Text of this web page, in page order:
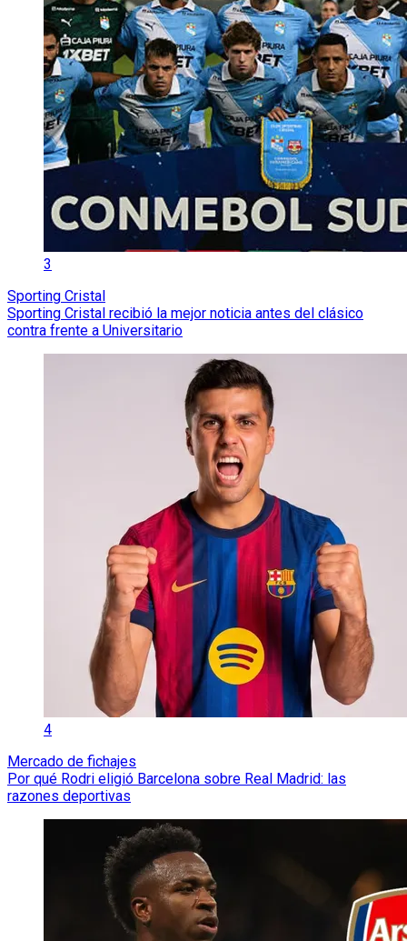
3
Sporting Cristal
Sporting Cristal recibió la mejor noticia antes del clásico
contra frente a Universitario
4
Mercado de fichajes
Por qué Rodri eligió Barcelona sobre Real Madrid: las
razones deportivas